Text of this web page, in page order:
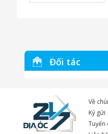
Đối tác
Về
Ký gửi
Tuyển